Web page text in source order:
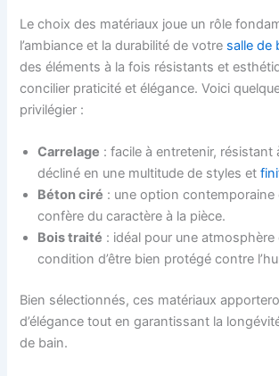
Le choix des matériaux joue un rôle
l’ambiance et la durabilité de votre salle de
des éléments à la fois résistants et
concilier praticité et élégance. Voici
privilégier :
Carrelage : facile à entretenir, résistant
décliné en une multitude de styles et
Béton ciré : une option contemporaine
confère du caractère à la pièce.
Bois traité : idéal pour une atmosphère
condition d’être bien protégé contre
Bien sélectionnés, ces matériaux
d’élégance tout en garantissant la
de bain.